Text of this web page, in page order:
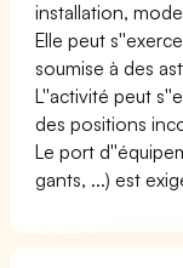
installation,
Elle peut
soumise à des
L''activité peut
des positions
Le port
gants, ...) est